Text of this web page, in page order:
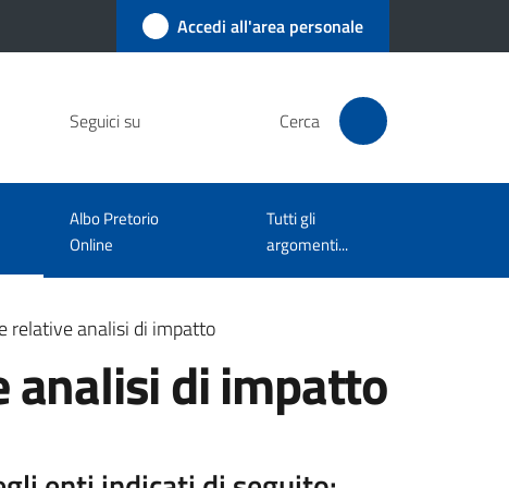
Accedi all'area personale
Seguici su Cerca
Albo Pretorio
Online
Tutti gli
argomenti...
relative analisi di impatto
analisi di impatto